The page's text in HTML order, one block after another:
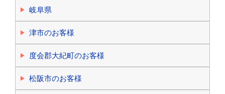
岐阜県
津市のお客様
度会郡大紀町のお客様
松阪市のお客様